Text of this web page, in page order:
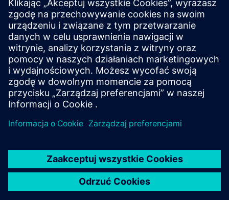
Przetwarzaj więcej sygnałów w rozproszonych
modułach o większej pojemności we/wy. Obsługuje
większe architektury systemu z dodatkowymi
gniazdami. Rozprowadzaj moduły w wielu
lokalizacjach dzięki elastycznemu rozmieszczeniu.